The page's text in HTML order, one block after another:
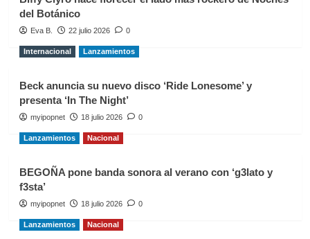
del Botánico
Eva B. 22 julio 2026 0
Internacional Lanzamientos
Beck anuncia su nuevo disco ‘Ride Lonesome’ y
presenta ‘In The Night’
myipopnet 18 julio 2026 0
Lanzamientos Nacional
BEGOÑA pone banda sonora al verano con ‘g3lato y
f3sta’
myipopnet 18 julio 2026 0
Lanzamientos Nacional